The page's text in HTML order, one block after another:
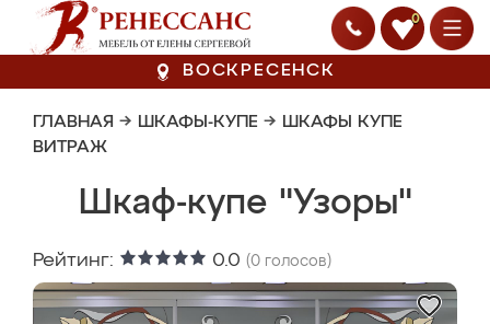
0
ВОСКРЕСЕНСК
ГЛАВНАЯ → ШКАФЫ-КУПЕ → ШКАФЫ КУПЕ
ВИТРАЖ
Шкаф-купе "Узоры"
Рейтинг: 0.0 (0 голосов)